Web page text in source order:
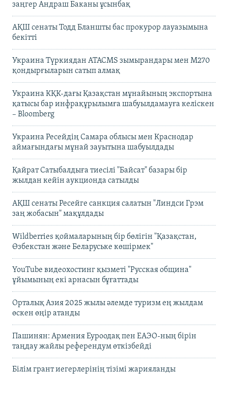
заңгер Андраш Баканы ұсынбақ
АҚШ сенаты Тодд Бланшты бас прокурор лауазымына
бекітті
Украина Түркиядан ATACMS зымырандары мен M270
қондырғыларын сатып алмақ
Украина КҚК-дағы Қазақстан мұнайының экспортына
қатысы бар инфрақұрылымға шабуылдамауға келіскен
– Bloomberg
Украина Ресейдің Самара облысы мен Краснодар
аймағындағы мұнай зауытына шабуылдады
Қайрат Сатыбалдыға тиесілі "Байсат" базары бір
жылдан кейін аукционда сатылды
АҚШ сенаты Ресейге санкция салатын "Линдси Грэм
заң жобасын" мақұлдады
Wildberries қоймаларының бір бөлігін "Қазақстан,
Өзбекстан және Беларуське көшірмек"
YouTube видеохостинг қызметі "Русская община"
ұйымының екі арнасын бұғаттады
Орталық Азия 2025 жылы әлемде туризм ең жылдам
өскен өңір атанды
Пашинян: Армения Еуроодақ пен ЕАЭО-ның бірін
таңдау жайлы референдум өткізбейді
Білім грант иегерлерінің тізімі жарияланды